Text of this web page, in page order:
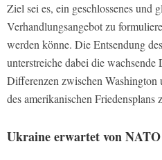
Ziel sei es, ein geschlossenes und
Verhandlungsangebot zu
werden könne. Die Entsendung
unterstreiche dabei die
Differenzen zwischen
des amerikanischen Friedensplans
Ukraine erwartet von